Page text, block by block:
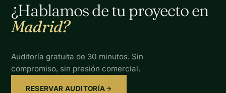
¿Hablamos de tu proyecto en
Madrid?
Auditoría gratuita de 30 minutos. Sin
compromiso, sin presión comercial.
RESERVAR AUDITORÍA